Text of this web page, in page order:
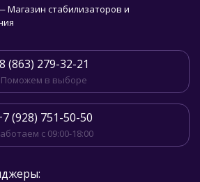
Магазин стабилизаторов и
8 (863) 279-32-21
Поможем в выборе
(928) 751-50-50
с 09:00-18:00